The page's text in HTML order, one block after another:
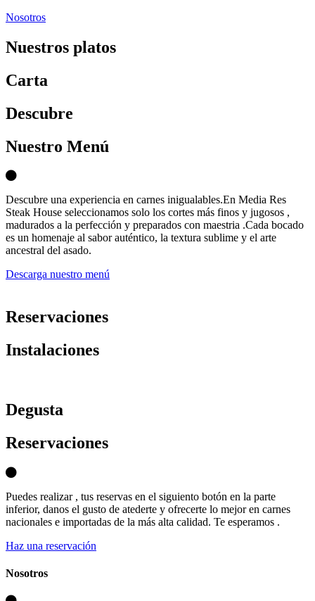
Nosotros
Nuestros platos
Carta
Descubre
Nuestro Menú
Descubre una experiencia en carnes inigualables.En Media Res
Steak House seleccionamos solo los cortes más finos y jugosos ,
madurados a la perfección y preparados con maestria .Cada bocado
es un homenaje al sabor auténtico, la textura sublime y el arte
ancestral del asado.
Descarga nuestro menú
Reservaciones
Instalaciones
Degusta
Reservaciones
Puedes realizar , tus reservas en el siguiento botón en la parte
inferior, danos el gusto de atederte y ofrecerte lo mejor en carnes
nacionales e importadas de la más alta calidad. Te esperamos .
Haz una reservación
Nosotros